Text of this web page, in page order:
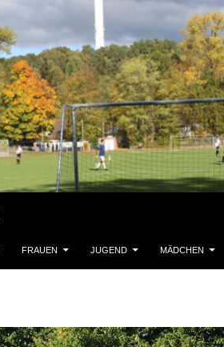
FRAUEN JUGEND MÄDCHEN